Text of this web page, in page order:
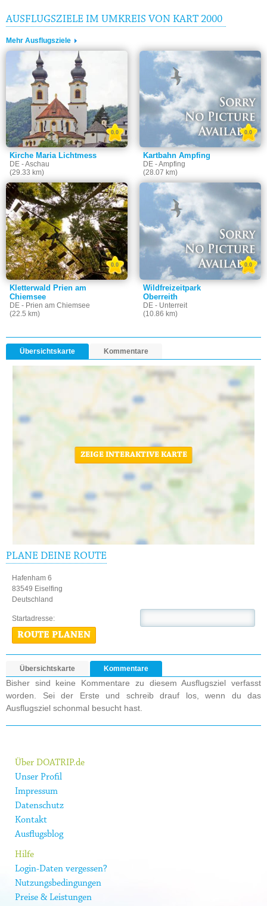
AUSFLUGSZIELE IM UMKREIS VON KART 2000
Mehr Ausflugsziele
Kirche Maria Lichtmess
DE - Aschau
(29.33 km)
0.0
Kartbahn Ampfing
DE - Ampfing
(28.07 km)
0.0
Kletterwald Prien am
Chiemsee
DE - Prien am Chiemsee
(22.5 km)
0.0
Wildfreizeitpark
Oberreith
DE - Unterreit
(10.86 km)
0.0
Übersichtskarte Kommentare
ZEIGE INTERAKTIVE KARTE
PLANE DEINE ROUTE
Hafenham 6
83549 Eiselfing
Deutschland
Startadresse:
ROUTE PLANEN
Übersichtskarte Kommentare
Bisher sind keine Kommentare zu diesem Ausflugsziel verfasst
worden. Sei der Erste und schreib drauf los, wenn du das
Ausflugsziel schonmal besucht hast.
Über DOATRIP.de
Unser Profil
Impressum
Datenschutz
Kontakt
Ausflugsblog
Hilfe
Login-Daten vergessen?
Nutzungsbedingungen
Preise & Leistungen